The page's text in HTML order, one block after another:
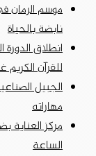
موسم الرمان
نابضة بالحياة
انطلاق الدورة
للقرآن الكريم
الجبيل
مهاراته
الساعة